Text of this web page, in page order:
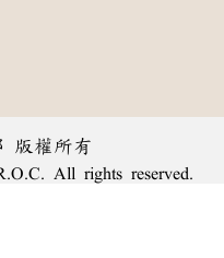
版權所有
All rights reserved.